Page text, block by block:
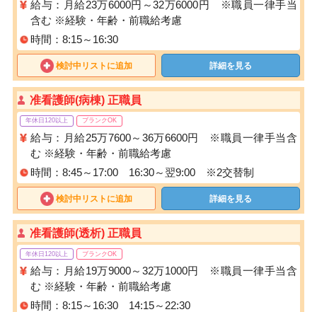
給与：月給23万6000円～32万6000円 ※職員一律手当
含む ※経験・年齢・前職給考慮
時間：8:15～16:30
検討中リストに追加 詳細を見る
准看護師(病棟) 正職員
年休日120以上 ブランクOK
給与：月給25万7600～36万6600円 ※職員一律手当含
む ※経験・年齢・前職給考慮
時間：8:45～17:00 16:30～翌9:00 ※2交替制
検討中リストに追加 詳細を見る
准看護師(透析) 正職員
年休日120以上 ブランクOK
給与：月給19万9000～32万1000円 ※職員一律手当含
む ※経験・年齢・前職給考慮
時間：8:15～16:30 14:15～22:30